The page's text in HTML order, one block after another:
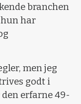
branchen
har
men jeg
godt i
erfarne 49-